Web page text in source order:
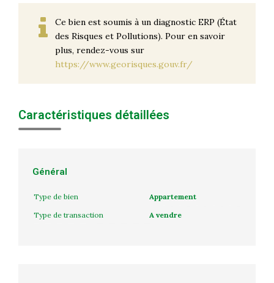
Ce bien est soumis à un diagnostic ERP (État
des Risques et Pollutions). Pour en savoir
plus, rendez-vous sur
https://www.georisques.gouv.fr/
Caractéristiques détaillées
Général
Type de bien
Appartement
Type de transaction
A vendre